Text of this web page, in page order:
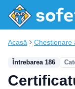
Acasă Chestionare
Întrebarea 186